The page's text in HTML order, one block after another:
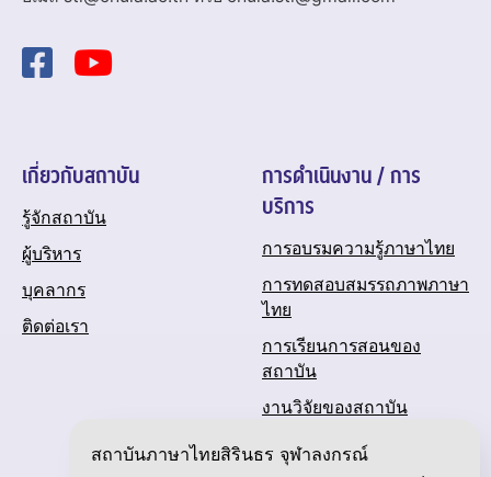
เกี่ยวกับสถาบัน
รู้จักสถาบัน
ผู้บริหาร
บุคลากร
ติดต่อเรา
การดำเนินงาน / การ
บริการ
การอบรมความรู้ภาษาไทย
การทดสอบสมรรถภาพภาษา
ไทย
การเรียนการสอนของ
สถาบัน
งานวิจัยของสถาบัน
ปฏิทินกิจกรรมของสถาบัน
สถาบันภาษาไทยสิรินธร จุฬาลงกรณ์